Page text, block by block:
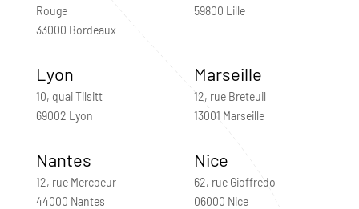
Rouge
33000 Bordeaux
59800 Lille
Lyon
10, quai Tilsitt
69002 Lyon
Marseille
12, rue Breteuil
13001 Marseille
Nantes
12, rue Mercoeur
44000 Nantes
Nice
62, rue Gioffredo
06000 Nice